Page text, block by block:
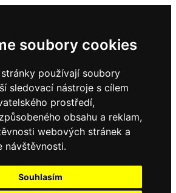
soubory cookies
používají soubory
sledovací nástroje s cílem
prostředí,
obsahu a reklam,
webových stránek a
návštěvnosti.
Souhlasím